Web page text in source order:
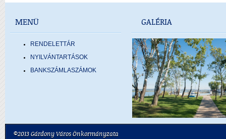
MENÜ
RENDELETTÁR
NYILVÁNTARTÁSOK
BANKSZÁMLASZÁMOK
GALÉRIA
©2013 Gárdony Város Önkormányzata